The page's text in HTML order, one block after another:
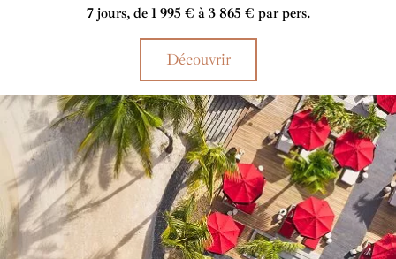
7 jours, de 1 995 € à 3 865 € par pers.
Découvrir